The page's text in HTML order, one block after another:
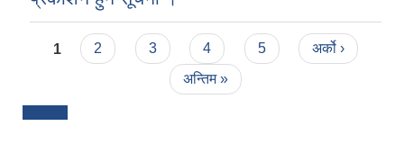
Pages
1 2 3 4 5
अर्को ›
अन्तिम »